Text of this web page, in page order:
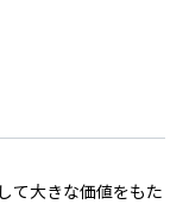
て大きな価値をもた